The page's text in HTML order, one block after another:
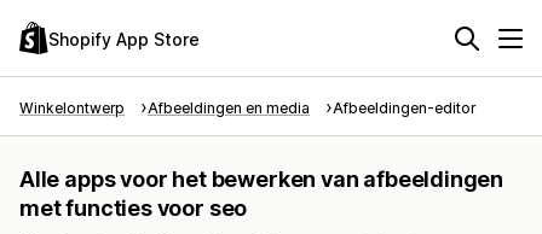
Shopify App Store
Winkelontwerp Afbeeldingen en media Afbeeldingen-editor
Alle apps voor het bewerken van afbeeldingen
met functies voor seo